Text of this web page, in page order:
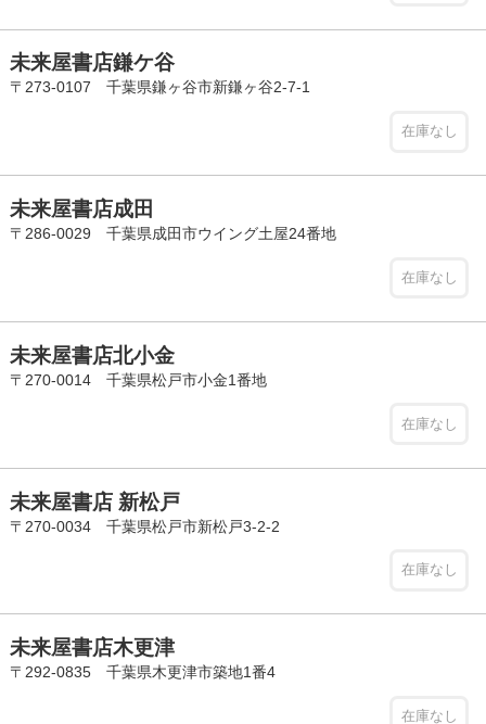
未来屋書店鎌ケ谷
〒273-0107 千葉県鎌ヶ谷市新鎌ヶ谷2-7-1
在庫なし
未来屋書店成田
〒286-0029 千葉県成田市ウイング土屋24番地
在庫なし
未来屋書店北小金
〒270-0014 千葉県松戸市小金1番地
在庫なし
未来屋書店 新松戸
〒270-0034 千葉県松戸市新松戸3-2-2
在庫なし
未来屋書店木更津
〒292-0835 千葉県木更津市築地1番4
在庫なし